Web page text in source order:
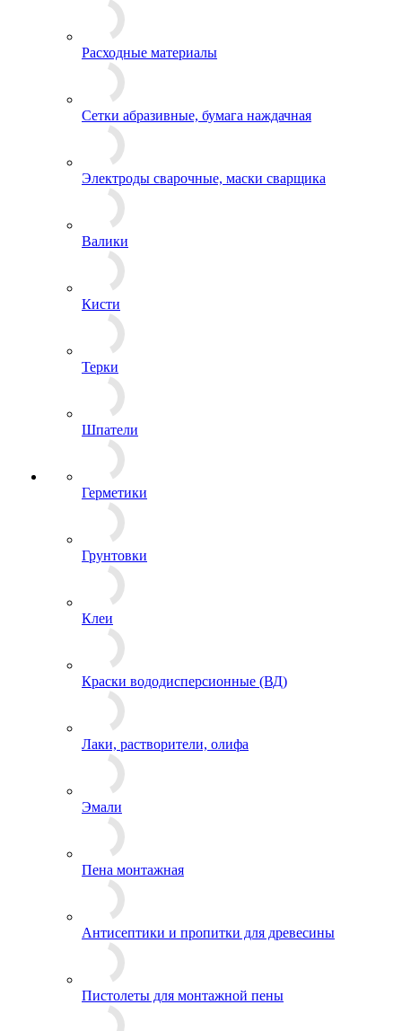
Расходные материалы
Сетки абразивные, бумага наждачная
Электроды сварочные, маски сварщика
Валики
Кисти
Терки
Шпатели
Герметики
Грунтовки
Клеи
Краски вододисперсионные (ВД)
Лаки, растворители, олифа
Эмали
Пена монтажная
Антисептики и пропитки для древесины
Пистолеты для монтажной пены